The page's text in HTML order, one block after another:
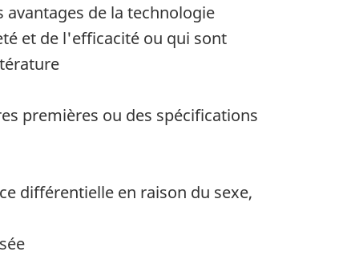
de la technologie
et de l'efficacité ou qui sont
premières ou des spécifications
différentielle en raison du sexe,